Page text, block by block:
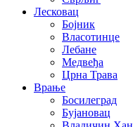
Лесковац
Бојник
Власотинце
Лебане
Медвеђа
Црна Трава
Врање
Босилеград
Бујановац